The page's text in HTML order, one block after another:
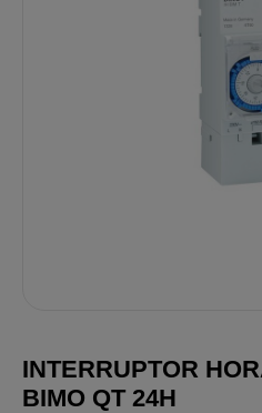
INTERRUPTOR
BIMO QT 24H